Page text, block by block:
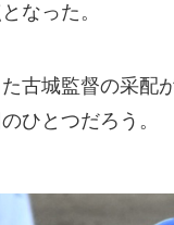
なった。
古城監督の采配
ひとつだろう。